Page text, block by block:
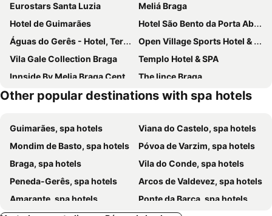
Eurostars Santa Luzia
Meliá Braga
Hotel de Guimarães
Hotel São Bento da Porta Aberta & Spa
Águas do Gerês - Hotel, Termas & Spa
Open Village Sports Hotel & Spa Club
Vila Gale Collection Braga
Templo Hotel & SPA
Innside By Melia Braga Centro
The lince Braga
Adelaide Hotel
Pousadela Village
Hotel do Parque
Hotel Quinta da Tulha By VimaHotels
Hotel Peninsular
Moderna do Geres Hotel
Baltazar Hotel
Hotel Vila
Hotel Dona Sofia
Hotel Vila Luena
CasaNova Farmhouse
Quinta Carolina
Other popular destinations with spa hotels
Guimarães, spa hotels
Viana do Castelo, spa hotels
Mondim de Basto, spa hotels
Póvoa de Varzim, spa hotels
Braga, spa hotels
Vila do Conde, spa hotels
Peneda-Gerês, spa hotels
Arcos de Valdevez, spa hotels
Amarante, spa hotels
Ponte da Barca, spa hotels